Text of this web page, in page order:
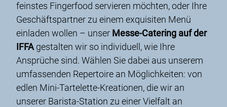
feinstes Fingerfood servieren möchten, oder Ihre
Geschäftspartner zu einem exquisiten Menü
einladen wollen – unser Messe-Catering auf der
IFFA gestalten wir so individuell, wie Ihre
Ansprüche sind. Wählen Sie dabei aus unserem
umfassenden Repertoire an Möglichkeiten: von
edlen Mini-Tartelette-Kreationen, die wir an
unserer Barista-Station zu einer Vielfalt an